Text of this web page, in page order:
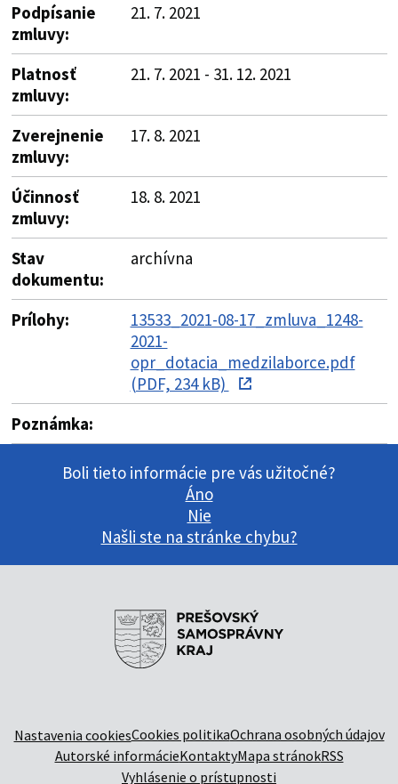
Podpísanie
zmluvy:
21. 7. 2021
Platnosť
zmluvy:
21. 7. 2021 - 31. 12. 2021
Zverejnenie
zmluvy:
17. 8. 2021
Účinnosť
zmluvy:
18. 8. 2021
Stav
dokumentu:
archívna
Prílohy:
13533_2021-08-17_zmluva_1248-
2021-
opr_dotacia_medzilaborce.pdf
(PDF, 234 kB)
Poznámka:
Boli tieto informácie pre vás užitočné?
Áno
Nie
Našli ste na stránke chybu?
Nastavenia cookiesCookies politikaOchrana osobných údajov
Autorské informácieKontaktyMapa stránokRSS
Vyhlásenie o prístupnosti